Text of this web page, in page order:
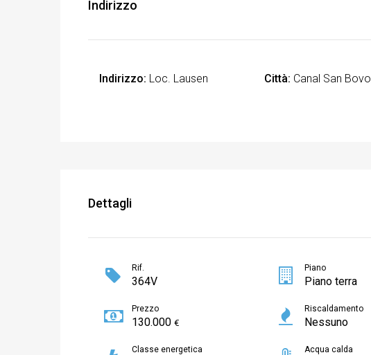
Indirizzo
Indirizzo: Loc. Lausen Città: Canal San Bovo
Dettagli
Rif.
364V
Prezzo
130.000 €
Classe energetica
Piano
Piano terra
Riscaldamento
Nessuno
Acqua calda